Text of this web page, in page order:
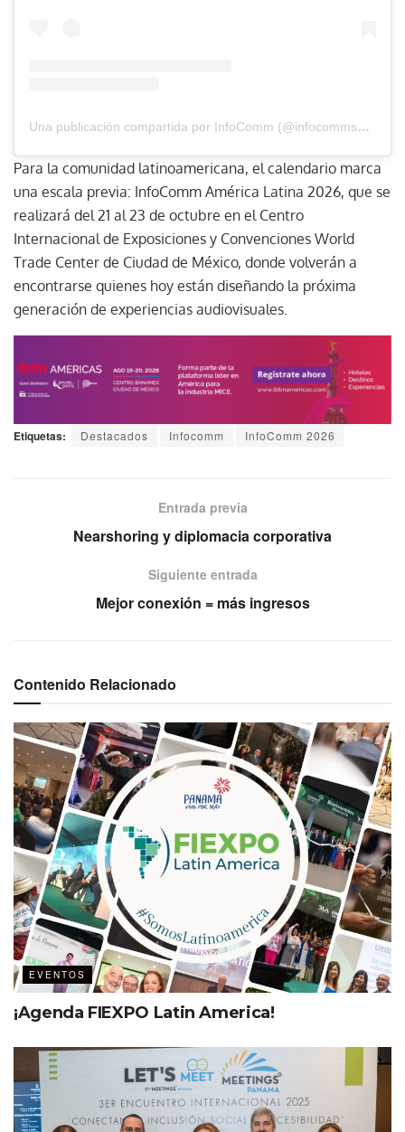
Una publicación compartida por InfoComm (@infocommshow)
Para la comunidad latinoamericana, el calendario marca
una escala previa: InfoComm América Latina 2026, que se
realizará del 21 al 23 de octubre en el Centro
Internacional de Exposiciones y Convenciones World
Trade Center de Ciudad de México, donde volverán a
encontrarse quienes hoy están diseñando la próxima
generación de experiencias audiovisuales.
Etiquetas: Destacados Infocomm InfoComm 2026
Entrada previa
Nearshoring y diplomacia corporativa
Siguiente entrada
Mejor conexión = más ingresos
Contenido Relacionado
EVENTOS
¡Agenda FIEXPO Latin America!